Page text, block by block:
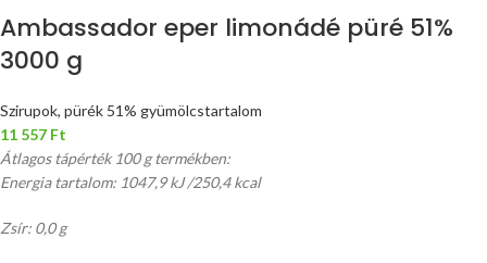
Ambassador eper limonádé püré 51%
3000 g
Szirupok, pürék 51% gyümölcstartalom
11 557 Ft
Átlagos tápérték 100 g termékben:
Energia tartalom: 1047,9 kJ /250,4 kcal
Zsír: 0,0 g